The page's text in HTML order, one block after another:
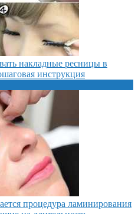
накладные ресницы в
инструкция
процедура ламинирования